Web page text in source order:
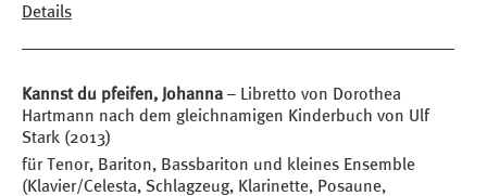
Details
Kannst du pfeifen, Johanna – Libretto von Dorothea
Hartmann nach dem gleichnamigen Kinderbuch von Ulf
Stark (2013)
für Tenor, Bariton, Bassbariton und kleines Ensemble
(Klavier/Celesta, Schlagzeug, Klarinette, Posaune,